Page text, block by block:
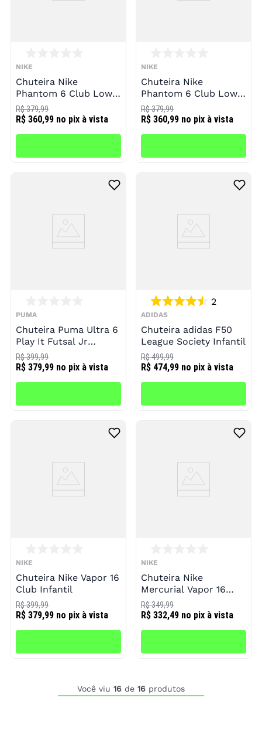
NIKE
Chuteira Nike
Phantom 6 Club Low
TF Infantil
R$ 360,99 no pix à vista
R$ 379,99
NIKE
Chuteira Nike
Phantom 6 Club Low
IC Infantil
R$ 360,99 no pix à vista
R$ 379,99
PUMA
Chuteira Puma Ultra 6
Play It Futsal Jr
Infantil
R$ 379,99 no pix à vista
R$ 399,99
ADIDAS
2
Chuteira adidas F50
League Society Infantil
R$ 474,99 no pix à vista
R$ 499,99
NIKE
Chuteira Nike Vapor 16
Club Infantil
R$ 379,99 no pix à vista
R$ 399,99
NIKE
Chuteira Nike
Mercurial Vapor 16
Club Society Infantil
R$ 332,49 no pix à vista
R$ 349,99
Você viu 16 de 16 produtos